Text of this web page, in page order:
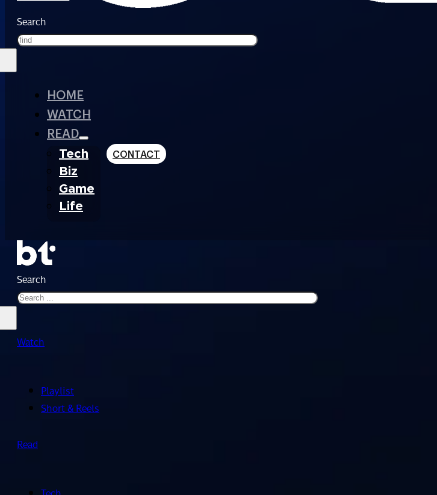
Search
HOME
WATCH
READ
Tech
Biz
Game
Life
CONTACT
Search
Watch
Playlist
Short & Reels
Read